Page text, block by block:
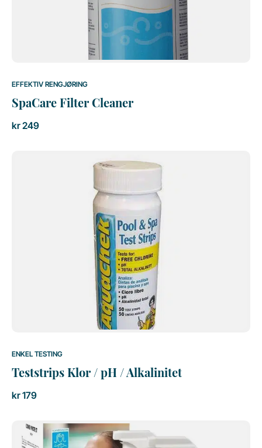
EFFEKTIV RENGJØRING
SpaCare Filter Cleaner
kr249
ENKEL TESTING
Teststrips Klor / pH / Alkalinitet
kr179